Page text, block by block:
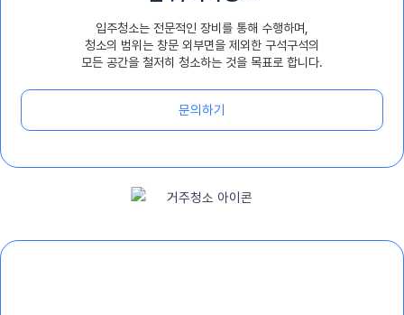
입주청소는 전문적인 장비를 통해 수행하며,
청소의 범위는 창문 외부면을 제외한 구석구석의
모든 공간을 철저히 청소하는 것을 목표로 합니다.
문의하기